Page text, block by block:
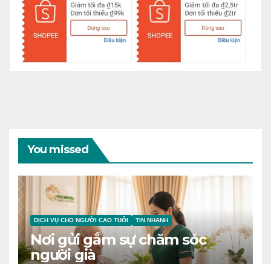
You missed
DỊCH VỤ CHO NGƯỜI CAO TUỔI TIN NHANH
Nơi gửi gắm sự chăm sóc
người già